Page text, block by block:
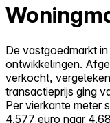
De vastgoedmarkt
ontwikkelingen.
verkocht,
transactieprijs ging
Per vierkante meter
4.577 euro naar